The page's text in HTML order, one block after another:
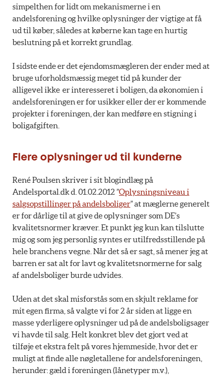
simpelthen for lidt om mekanismerne i en
andelsforening og hvilke oplysninger der vigtige at få
ud til køber, således at køberne kan tage en hurtig
beslutning på et korrekt grundlag.
I sidste ende er det ejendomsmægleren der ender med at
bruge uforholdsmæssig meget tid på kunder der
alligevel ikke er interesseret i boligen, da økonomien i
andelsforeningen er for usikker eller der er kommende
projekter i foreningen, der kan medføre en stigning i
boligafgiften.
Flere oplysninger ud til kunderne
René Poulsen skriver i sit blogindlæg på
Andelsportal.dk d. 01.02.2012 ”Oplysningsniveau i
salgsopstillinger på andelsboliger” at mæglerne generelt
er for dårlige til at give de oplysninger som DE’s
kvalitetsnormer kræver. Et punkt jeg kun kan tilslutte
mig og som jeg personlig syntes er utilfredsstillende på
hele branchens vegne. Når det så er sagt, så mener jeg at
barren er sat alt for lavt og kvalitetsnormerne for salg
af andelsboliger burde udvides.
Uden at det skal misforstås som en skjult reklame for
mit egen firma, så valgte vi for 2 år siden at ligge en
masse yderligere oplysninger ud på de andelsboligsager
vi havde til salg. Helt konkret blev det gjort ved at
tilføje et ekstra felt på vores hjemmeside, hvor det er
muligt at finde alle nøgletallene for andelsforeningen,
herunder: gæld i foreningen (lånetyper m.v.),